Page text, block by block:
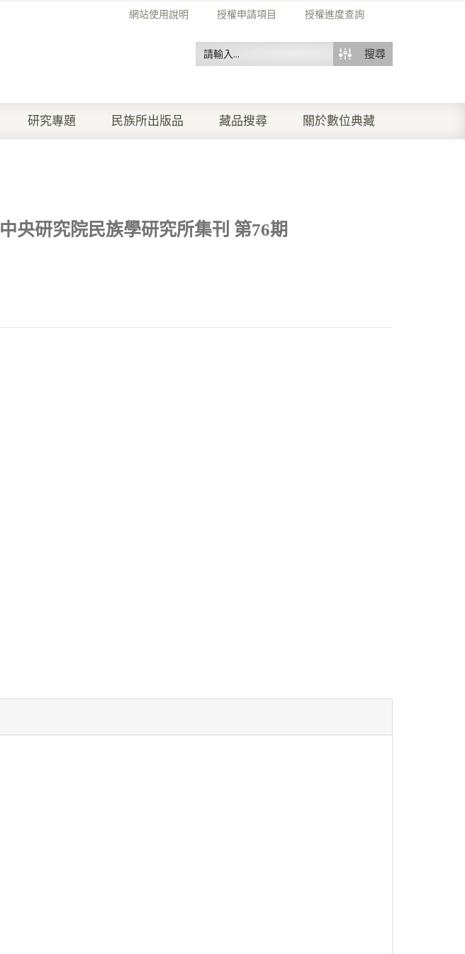
網站使用說明 授權申請項目 授權進度查詢
搜尋
研究專題 民族所出版品 藏品搜尋 關於數位典藏
中央研究院民族學研究所集刊 第76期